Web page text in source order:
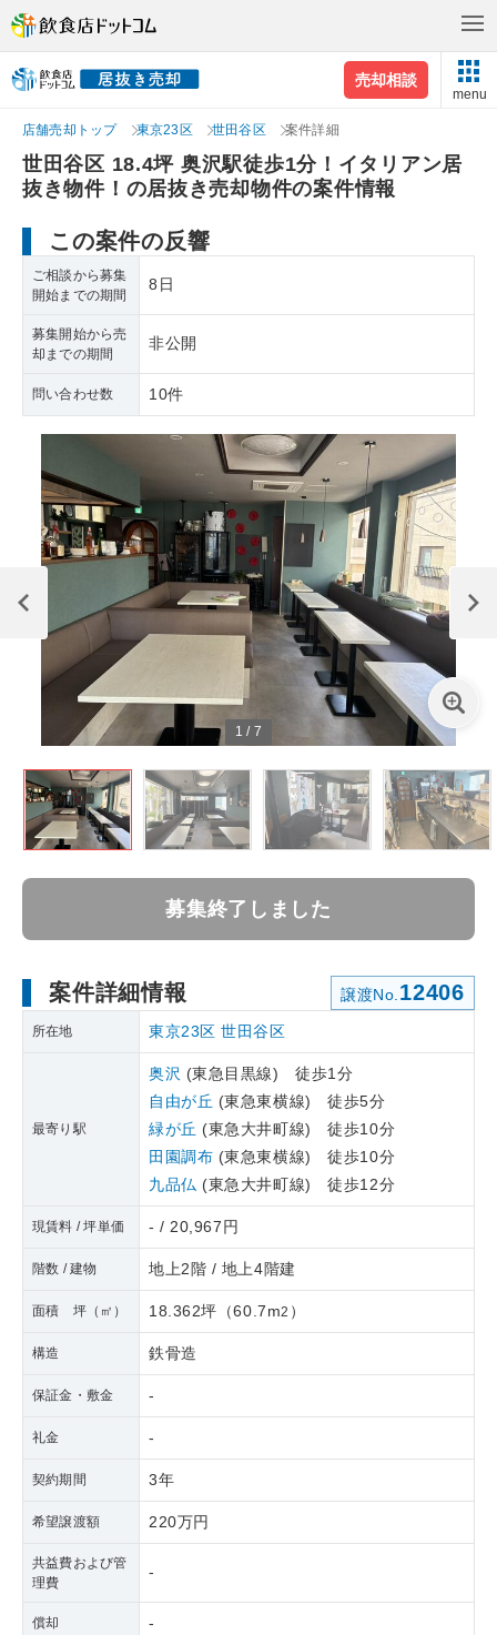
売却相談
menu
店舗売却トップ 東京23区 世田谷区 案件詳細
世田谷区 18.4坪 奥沢駅徒歩1分！イタリアン居
抜き物件！の居抜き売却物件の案件情報
この案件の反響
ご相談から募集
開始までの期間
8日
募集開始から売
却までの期間
非公開
問い合わせ数 10件
1 / 7
募集終了しました
案件詳細情報 譲渡No. 12406
所在地 東京23区 世田谷区
最寄り駅
奥沢 (東急目黒線) 徒歩1分
自由が丘 (東急東横線) 徒歩5分
緑が丘 (東急大井町線) 徒歩10分
田園調布 (東急東横線) 徒歩10分
九品仏 (東急大井町線) 徒歩12分
現賃料 / 坪単価 - / 20,967円
階数 / 建物 地上2階 / 地上4階建
面積 坪（㎡） 18.362坪 （60.7m2 ）
構造 鉄骨造
保証金・敷金 -
礼金 -
契約期間 3年
希望譲渡額 220万円
共益費および管
理費
-
償却 -